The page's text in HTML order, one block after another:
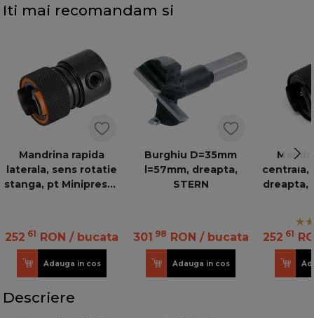
Iti mai recomandam si
Mandrina rapida
laterala, sens rotatie
stanga, pt Minipress /
252 61 RON / bucata
Adauga in cos
Burghiu D=35mm
l=57mm, dreapta,
STERN
301 98 RON / bucata
Adauga in cos
centrala,
dreapta,
252 61
Descriere